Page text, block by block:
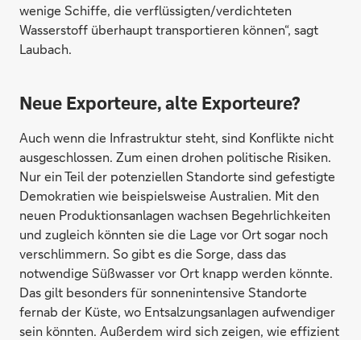
wenige Schiffe, die verflüssigten/verdichteten
Wasserstoff überhaupt transportieren können“, sagt
Laubach.
Neue Exporteure, alte Exporteure?
Auch wenn die Infrastruktur steht, sind Konflikte nicht
ausgeschlossen. Zum einen drohen politische Risiken.
Nur ein Teil der potenziellen Standorte sind gefestigte
Demokratien wie beispielsweise Australien. Mit den
neuen Produktionsanlagen wachsen Begehrlichkeiten
und zugleich könnten sie die Lage vor Ort sogar noch
verschlimmern. So gibt es die Sorge, dass das
notwendige Süßwasser vor Ort knapp werden könnte.
Das gilt besonders für sonnenintensive Standorte
fernab der Küste, wo Entsalzungsanlagen aufwendiger
sein könnten. Außerdem wird sich zeigen, wie effizient